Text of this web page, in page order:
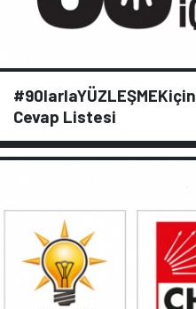
Cevap Listesi